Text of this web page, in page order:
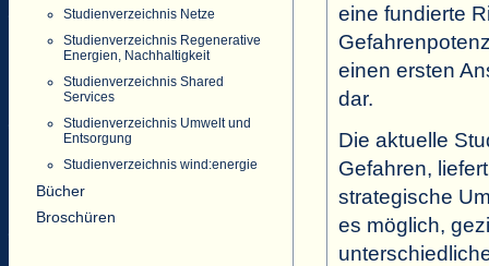
Studienverzeichnis Netze
Studienverzeichnis Regenerative
Energien, Nachhaltigkeit
Studienverzeichnis Shared
Services
Studienverzeichnis Umwelt und
Entsorgung
Studienverzeichnis wind:energie
Bücher
Broschüren
eine fundierte
einen ersten
dar.
Die aktuelle
Gefahren,
strategische
es möglich,